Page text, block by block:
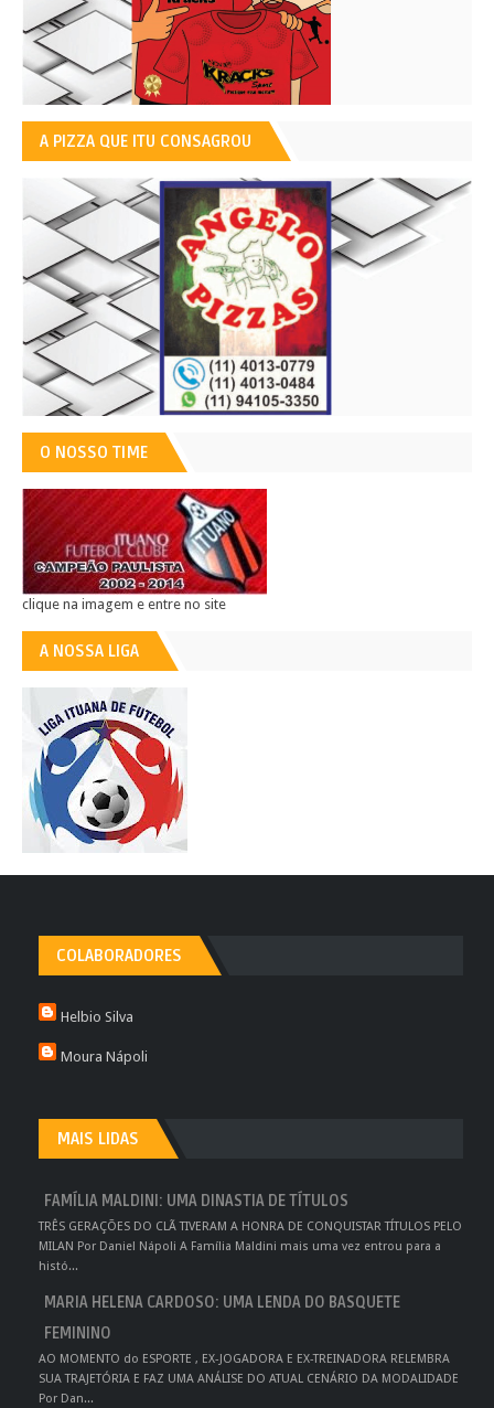
A PIZZA QUE ITU CONSAGROU
O NOSSO TIME
clique na imagem e entre no site
A NOSSA LIGA
COLABORADORES
Helbio Silva
Moura Nápoli
MAIS LIDAS
FAMÍLIA MALDINI: UMA DINASTIA DE TÍTULOS
TRÊS GERAÇÕES DO CLÃ TIVERAM A HONRA DE CONQUISTAR TÍTULOS PELO
MILAN Por Daniel Nápoli A Família Maldini mais uma vez entrou para a
histó...
MARIA HELENA CARDOSO: UMA LENDA DO BASQUETE
FEMININO
AO MOMENTO do ESPORTE , EX-JOGADORA E EX-TREINADORA RELEMBRA
SUA TRAJETÓRIA E FAZ UMA ANÁLISE DO ATUAL CENÁRIO DA MODALIDADE
Por Dan...